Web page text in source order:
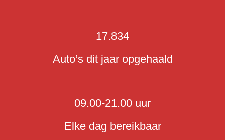
17.834
Auto’s dit jaar opgehaald
09.00-21.00 uur
Elke dag bereikbaar